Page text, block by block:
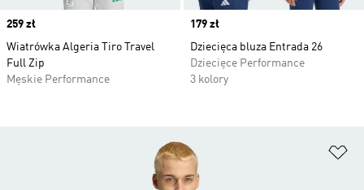
Price
259 zł
Wiatrówka Algeria Tiro Travel
Full Zip
Męskie Performance
Price
179 zł
Dziecięca bluza Entrada 26
Dziecięce Performance
3 kolory